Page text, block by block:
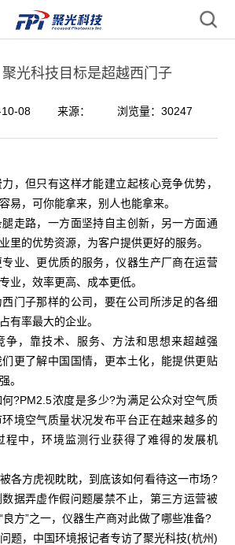
光科技目标是超越西门子
08 来源： 浏览量：30247
但只有这样才能建立起核心竞争优势，
易，可你能拿来，别人也能拿来。
路，一方面坚持自主创新，另一方面通
里的优势资源，为客户提供更好的服务。
、更优质的服务，仪器生产厂商在运营
业，效率更高、成本更低。
子那样的公司，要在公司所涉足的各细
有率最大的企业。
，靠技术、服务、方法和思想来超越强
更了解中国国情，更本土化，能提供更贴
。
浓度是多少?为满足公众对空气质
境空气质量状况发布平台正在越来越多的
程中，环境监测行业获得了难得的发展机
方虎视眈眈，到底该如何看待这一市场?
据弄虚作假问题屡禁不止，第三方运营被
方”之一，仪器生产商对此做了哪些准备?
，中国环境报记者专访了聚光科技(杭州)